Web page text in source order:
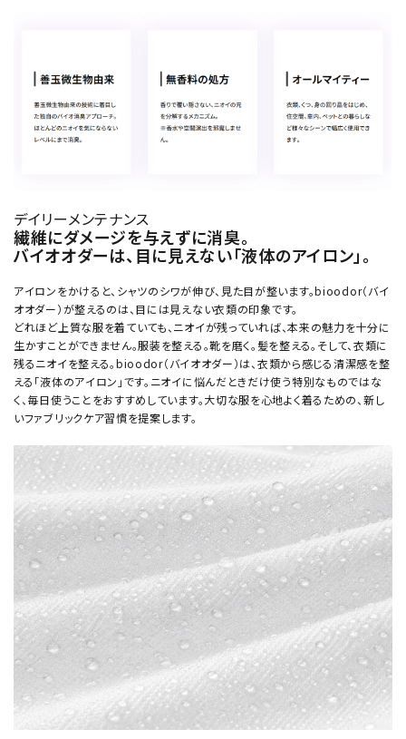
デイリーメンテナンス
繊維にダメージを与えずに消臭。
バイオオダーは、目に見えない「液体のアイロン」。
アイロンをかけると、シャツのシワが伸び、見た目が整います。bioodor（バイ
オオダー）が整えるのは、目には見えない衣類の印象です。
どれほど上質な服を着ていても、ニオイが残っていれば、本来の魅力を十分に
生かすことができません。服装を整える。靴を磨く。髪を整える。そして、衣類に
残るニオイを整える。bioodor（バイオオダー）は、衣類から感じる清潔感を整
える「液体のアイロン」です。ニオイに悩んだときだけ使う特別なものではな
く、毎日使うことをおすすめしています。大切な服を心地よく着るための、新し
いファブリックケア習慣を提案します。